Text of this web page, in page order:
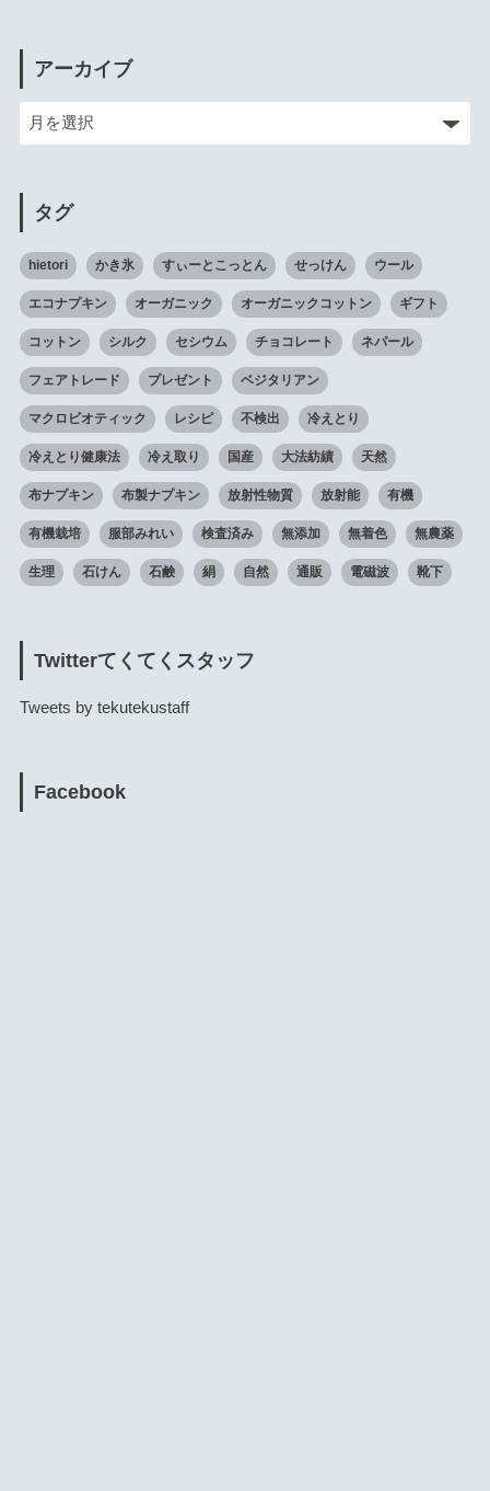
アーカイブ
タグ
hietori かき氷 すぃーとこっとん せっけん ウール
エコナプキン オーガニック オーガニックコットン ギフト
コットン シルク セシウム チョコレート ネパール
フェアトレード プレゼント ベジタリアン
マクロビオティック レシピ 不検出 冷えとり
冷えとり健康法 冷え取り 国産 大法紡績 天然
布ナプキン 布製ナプキン 放射性物質 放射能 有機
有機栽培 服部みれい 検査済み 無添加 無着色 無農薬
生理 石けん 石鹸 絹 自然 通販 電磁波 靴下
Twitterてくてくスタッフ
Tweets by tekutekustaff
Facebook